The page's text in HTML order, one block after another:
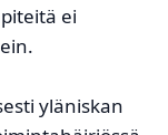
ei
yläniskan